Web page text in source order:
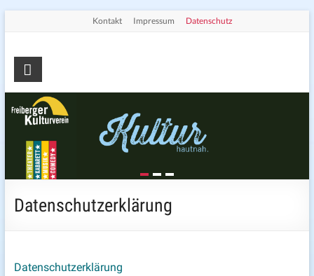
Kontakt Impressum Datenschutz
Freiberger
Kulturverein
e.V.
Die
Seite
für
in
Datenschutzerklärung
Datenschutzerklärung